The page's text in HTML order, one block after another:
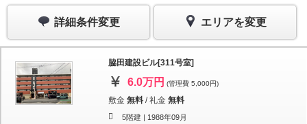
詳細条件変更 エリアを変更
脇田建設ビル[311号室]
6.0万円 (管理費 5,000円)
敷金 無料 /礼金 無料
5階建 | 1988年09月